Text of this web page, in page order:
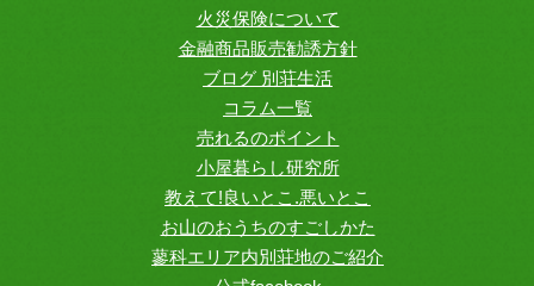
火災保険について
金融商品販売勧誘方針
ブログ 別荘生活
コラム一覧
売れるのポイント
小屋暮らし研究所
教えて!良いとこ.悪いとこ
お山のおうちのすごしかた
蓼科エリア内別荘地のご紹介